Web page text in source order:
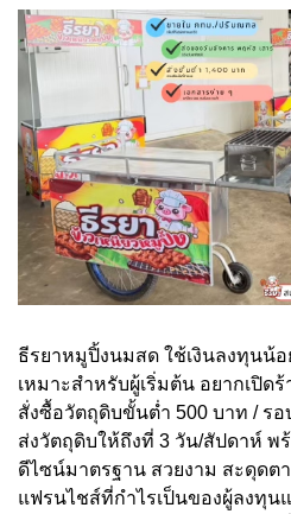
ธีรยาหมูปิ้งนมสด ใช้เงินลงทุนน้อ
เหมาะสำหรับผู้เริ่มต้น อยากเปิ
สั่งซื้อวัตถุดิบขั้นต่ำ 500 บาท / ร
ส่งวัตถุดิบให้ถึงที่ 3 วัน/สัปดาห์ พ
ดีไซน์มาตรฐาน สวยงาม สะดุดต
แฟรนไชส์ที่กำไรเป็นของผู้ลงทุน